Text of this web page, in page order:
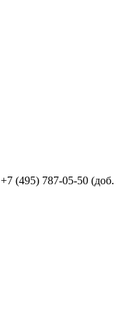
+7 (495) 787-05-50 (доб.